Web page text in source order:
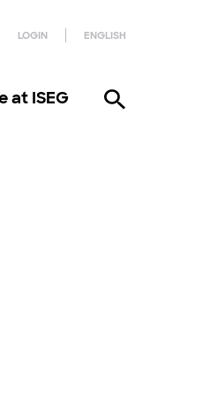
LOGIN ENGLISH
at ISEG